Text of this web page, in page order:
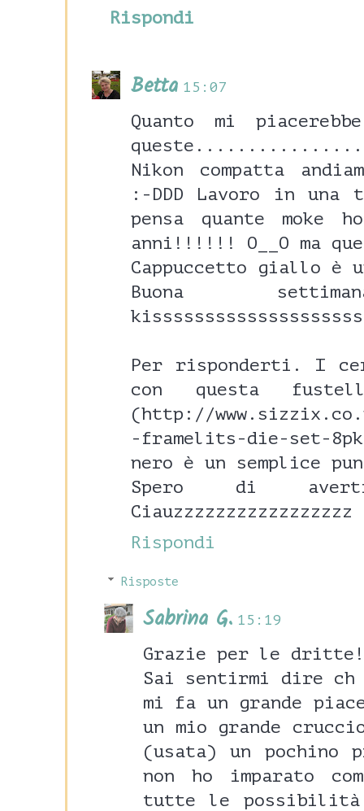
Rispondi
Betta 15:07
Quanto mi
Nikon compatta
:-DDD Lavoro in
pensa quante
anni!!!!!! O__O ma
Cappuccetto giallo è
Buona
Per risponderti. I
con questa
(http://
-framelits-die-set-
nero è un semplice
Spero di
Ciauzzzzzzzzzzzzzzzzz
Rispondi
Risposte
Sabrina G. 15:19
Grazie per le dritte!
Sai sentirmi dire
mi fa un grande
un mio grande
(usata) un pochino
non ho imparato
tutte le possibilità